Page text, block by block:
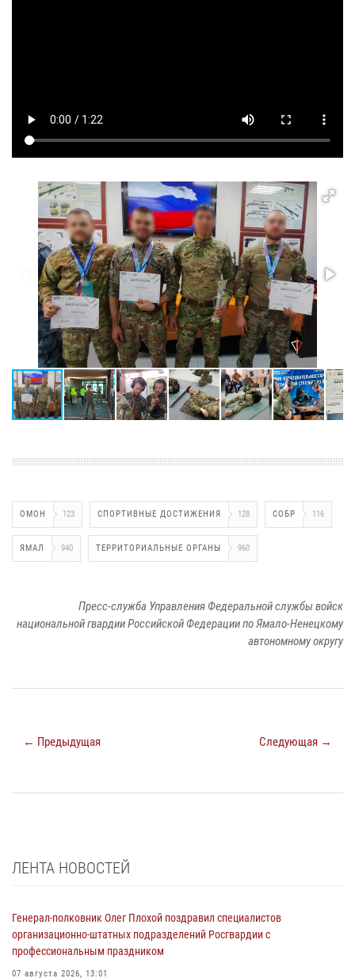
ОМОН 123 СПОРТИВНЫЕ ДОСТИЖЕНИЯ 128 СОБР 116
ЯМАЛ 940 ТЕРРИТОРИАЛЬНЫЕ ОРГАНЫ 960
Пресс-служба Управления Федеральной службы войск
национальной гвардии Российской Федерации по Ямало-Ненецкому
автономному округу
← Предыдущая Следующая →
ЛЕНТА НОВОСТЕЙ
Генерал-полковник Олег Плохой поздравил специалистов
организационно-штатных подразделений Росгвардии с
профессиональным праздником
07 августа 2026, 13:01